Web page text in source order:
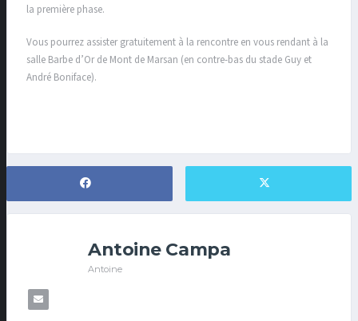
la première phase.
Vous pourrez assister gratuitement à la rencontre en vous rendant à la
salle Barbe d’Or de Mont de Marsan (en contre-bas du stade Guy et
André Boniface).
Antoine Campa
Antoine